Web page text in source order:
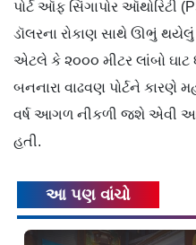
પોર્ટ ઑફ સિંગાપોર ઑથોરિટી
ડૉલરના રોકાણ સાથે ઊભું થયેલું
એટલે કે ૨૦૦૦ મીટર લાંબો ઘાટ
બનનારા વાઢવણ પોર્ટને કારણે
વર્ષ આગળ નીકળી જશે એવી
હતી.
આ પણ વાંચો